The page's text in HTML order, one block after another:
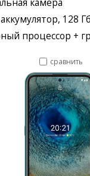
128
процессор +
сравнить